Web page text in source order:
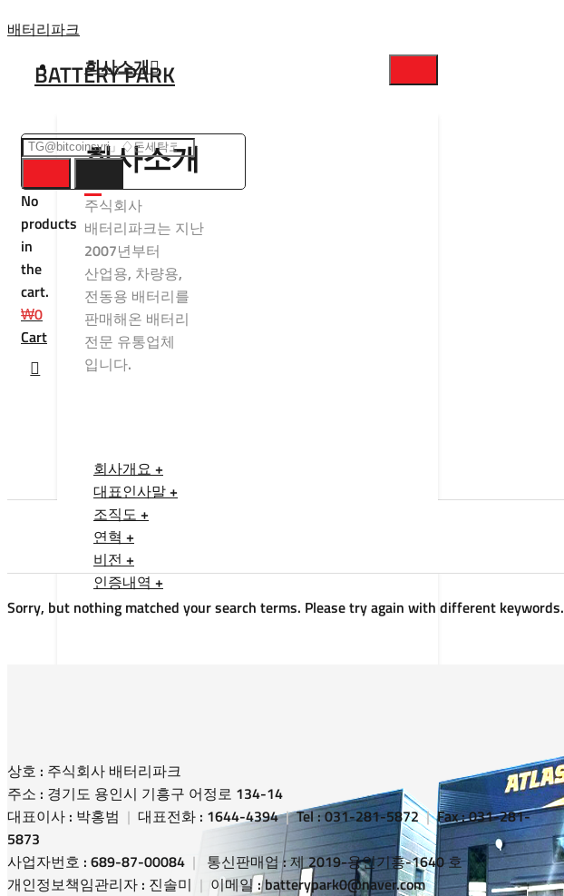
Skip
content
배터리파크
BATTERY PARK
회사소개
회사소개
주식회사
배터리파크는 지난
2007년부터
산업용, 차량용,
전동용 배터리를
판매해온 배터리
전문 유통업체
입니다.
회사개요 +
대표인사말 +
조직도 +
연혁 +
비전 +
인증내역 +
No
products
in
the
cart.
₩0
Cart
Sorry, but nothing matched your search terms. Please try again with different keywords.
상호 : 주식회사 배터리파크
주소 : 경기도 용인시 기흥구 어정로 134-14
대표이사 : 박홍범 | 대표전화 : 1644-4394|Tel : 031-281-5872|Fax : 031-281-
5873
사업자번호 : 689-87-00084 | 통신판매업 : 제 2019-용인기흥-1640 호
개인정보책임관리자 : 진솔미 | 이메일 : batterypark0@naver.com